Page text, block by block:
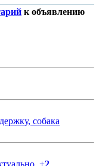
к объявлению
собака